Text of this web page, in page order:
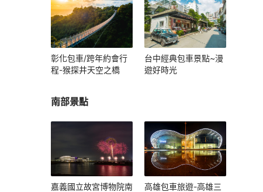
彰化包車/跨年約會行
程-猴探井天空之橋
台中經典包車景點~漫
遊好時光
南部景點
嘉義國立故宮博物院南
高雄包車旅遊-高雄三